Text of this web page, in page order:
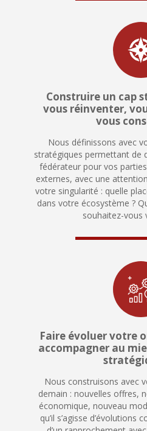
Construire un cap
vous réinventer,
vous
Nous définissons avec
stratégiques permettant de
fédérateur pour vos
externes, avec une
votre singularité : quelle
dans votre écosystème ?
souhaitez-vous
Faire évoluer votre
accompagner au
Nous construisons avec
demain : nouvelles offres,
économique, nouveau
qu’il s’agisse d’évolutions